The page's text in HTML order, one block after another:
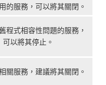
的服務，可以將其關閉。
程式相容性問題的服務，
可以將其停止。
關服務，建議將其關閉。